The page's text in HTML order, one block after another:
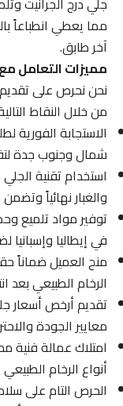
مما يعطي انطباعاً
آخر طابق.
مميزات التعامل
نحن نحرص على تقديم
من خلال النقاط التالية:
الاستجابة الفورية
شمال وجنوب جدة
استخدام تقنية الجلي
والغبار نهائياً وتضمن
توفير مواد تلميع
في إيطاليا وإسبانيا
منح العميل ضماناً
الرخام الطبيعي بعد
تقديم أرخص أسعار جلي
معايير الجودة
امتلاك عمالة فنية
أنواع الرخام الطبيعي
الحرص التام على سلامة